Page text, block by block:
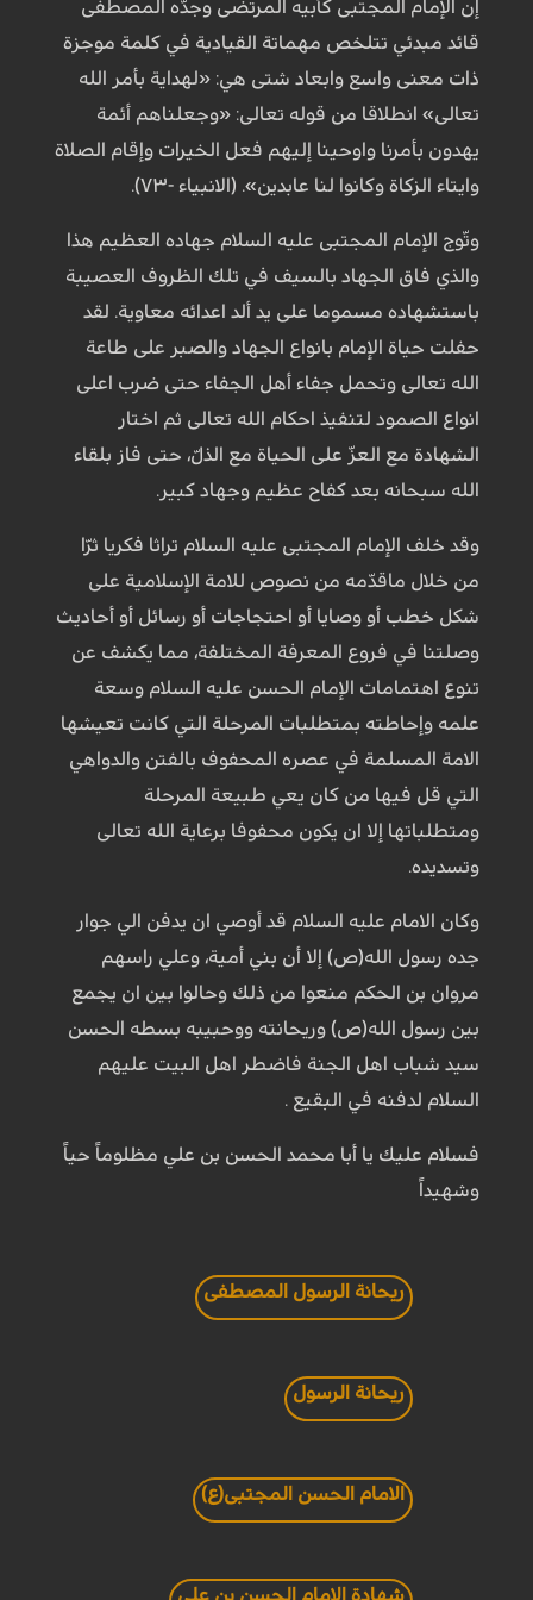
إن الإمام المجتبى كأبيه المرتضى وجدّه المصطفى
قائد مبدئي تتلخص مهماتة القيادية في كلمة موجزة
ذات معنى واسع وابعاد شتى هي: «لهداية بأمر الله
تعالى» انطلاقا من قوله تعالى: «وجعلناهم أئمة
يهدون بأمرنا واوحينا إليهم فعل الخيرات وإقام الصلاة
وايتاء الزكاة وكانوا لنا عابدين». (الانبياء -۷۳).
وتّوج الإمام المجتبى عليه السلام جهاده العظيم هذا
والذي فاق الجهاد بالسيف في تلك الظروف العصيبة
باستشهاده مسموما على يد ألد اعدائه معاوية. لقد
حفلت حياة الإمام بانواع الجهاد والصبر على طاعة
الله تعالى وتحمل جفاء أهل الجفاء حتى ضرب اعلى
انواع الصمود لتنفيذ احكام الله تعالى ثم اختار
الشهادة مع العزّ على الحياة مع الذلّ، حتى فاز بلقاء
الله سبحانه بعد كفاح عظيم وجهاد كبير.
وقد خلف الإمام المجتبى عليه السلام تراثا فكريا ثرّا
من خلال ماقدّمه من نصوص للامة الإسلامية على
شكل خطب أو وصايا أو احتجاجات أو رسائل أو أحاديث
وصلتنا في فروع المعرفة المختلفة، مما يكشف عن
تنوع اهتمامات الإمام الحسن عليه السلام وسعة
علمه وإحاطته بمتطلبات المرحلة التي كانت تعيشها
الامة المسلمة في عصره المحفوف بالفتن والدواهي
التي قل فيها من كان يعي طبيعة المرحلة
ومتطلباتها إلا ان يكون محفوفا برعاية الله تعالى
وتسديده.
وكان الامام عليه السلام قد أوصي ان يدفن الي جوار
جده رسول الله(ص) إلا أن بني أمية، وعلي راسهم
مروان بن الحكم منعوا من ذلك وحالوا بين ان يجمع
بين رسول الله(ص) وريحانته ووحبيبه بسطه الحسن
سيد شباب اهل الجنة فاضطر اهل البيت عليهم
السلام لدفنه في البقيع .
فسلام عليك يا أبا محمد الحسن بن علي مظلوماً حياً
وشهيداً
ريحانة الرسول المصطفى
ريحانة الرسول
الامام الحسن المجتبى(ع)
شهادة الامام الحسن بن علي